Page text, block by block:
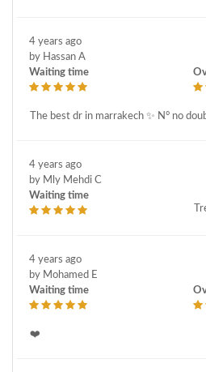
4 years ago
by Hassan A
Waiting time
The best dr in marrakech ✨️ N° no
4 years ago
by Mly Mehdi C
Waiting time
4 years ago
by Mohamed E
Waiting time
❤️